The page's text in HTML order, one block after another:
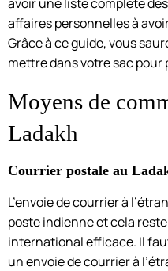
affaires personnelles à
Grâce à ce guide, vous
mettre dans votre sac pour
Moyens de
Ladakh
Courrier postale au
L’envoie de courrier à
poste indienne et cela
international efficace. Il
un envoie de courrier à